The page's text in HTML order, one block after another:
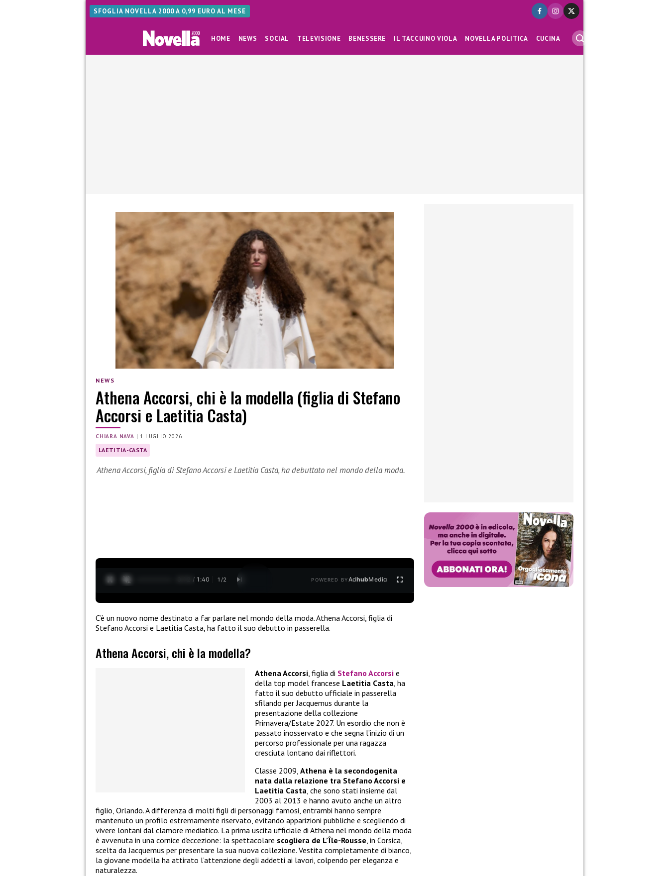
SFOGLIA NOVELLA 2000 A 0,99 EURO AL MESE
HOME NEWS SOCIAL TELEVISIONE BENESSERE IL TACCUINO VIOLA NOVELLA POLITICA CUCINA
NEWS
Athena Accorsi, chi è la modella (figlia di Stefano
Accorsi e Laetitia Casta)
CHIARA NAVA | 1 LUGLIO 2026
LAETITIA-CASTA
Athena Accorsi, figlia di Stefano Accorsi e Laetitia Casta, ha debuttato nel mondo della moda.
0:13 / 1:40 1 /2 POWERED BYAdhubMedia
C’è un nuovo nome destinato a far parlare nel mondo della moda. Athena Accorsi, figlia di
Stefano Accorsi e Laetitia Casta, ha fatto il suo debutto in passerella.
Athena Accorsi, chi è la modella?
Athena Accorsi, figlia di Stefano Accorsi e
della top model francese Laetitia Casta, ha
fatto il suo debutto ufficiale in passerella
sfilando per Jacquemus durante la
presentazione della collezione
Primavera/Estate 2027. Un esordio che non è
passato inosservato e che segna l’inizio di un
percorso professionale per una ragazza
cresciuta lontano dai riflettori.
Classe 2009, Athena è la secondogenita
nata dalla relazione tra Stefano Accorsi e
Laetitia Casta, che sono stati insieme dal
2003 al 2013 e hanno avuto anche un altro
figlio, Orlando. A differenza di molti figli di personaggi famosi, entrambi hanno sempre
mantenuto un profilo estremamente riservato, evitando apparizioni pubbliche e scegliendo di
vivere lontani dal clamore mediatico. La prima uscita ufficiale di Athena nel mondo della moda
è avvenuta in una cornice d’eccezione: la spettacolare scogliera de L’Île-Rousse, in Corsica,
scelta da Jacquemus per presentare la sua nuova collezione. Vestita completamente di bianco,
la giovane modella ha attirato l’attenzione degli addetti ai lavori, colpendo per eleganza e
naturalezza.